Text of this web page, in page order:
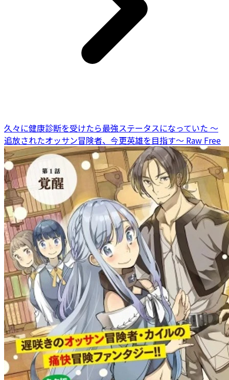
久々に健康診断を受けたら最強ステータスになっていた ～
追放されたオッサン冒険者、今更英雄を目指す～ Raw Free